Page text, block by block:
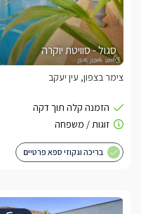
סגול - סוויטת יוקרה
צימר בצפון, עין יעקב
בריכה וגקוזי ספא פרטיים